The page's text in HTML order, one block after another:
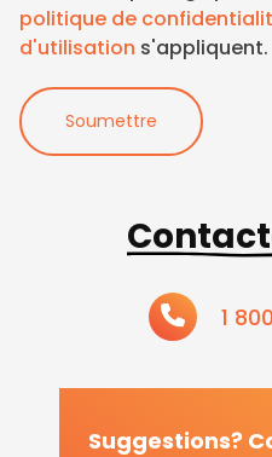
programme :
À compter du
politique de
d'utilisation s'appliquent.
Soumettre
1
Suggestions?